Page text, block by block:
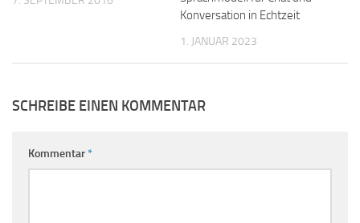
Konversation in Echtzeit
1. JANUAR 2023
SCHREIBE EINEN KOMMENTAR
Kommentar*